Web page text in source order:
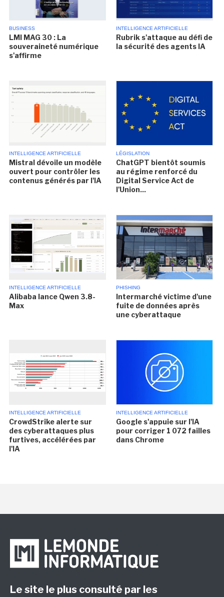
BUSINESS
LMI MAG 30 : La
souveraineté numérique
s'affirme
INTELLIGENCE ARTIFICIELLE
Rubrik s'attaque au défi de
la sécurité des agents IA
INTELLIGENCE ARTIFICIELLE
Mistral dévoile un modèle
ouvert pour contrôler les
contenus générés par l'IA
LÉGISLATION
ChatGPT bientôt soumis
au régime renforcé du
Digital Service Act de
l'Union...
INTELLIGENCE ARTIFICIELLE
Alibaba lance Qwen 3.8-
Max
PHISHING
Intermarché victime d'une
fuite de données après
une cyberattaque
INTELLIGENCE ARTIFICIELLE
CrowdStrike alerte sur
des cyberattaques plus
furtives, accélérées par
l'IA
INTELLIGENCE ARTIFICIELLE
Google s'appuie sur l'IA
pour corriger 1 072 failles
dans Chrome
Le site le plus consulté par les